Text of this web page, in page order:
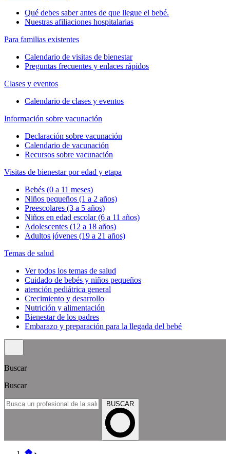
Qué debes saber antes de que llegue el bebé.
Nuestras afiliaciones hospitalarias
Para familias existentes
Calendario de visitas de bienestar
Preguntas frecuentes y enlaces rápidos
Clases y eventos
Calendario de clases y eventos
Información sobre vacunación
Declaración sobre vacunación
Calendario de vacunación
Recursos sobre vacunación
Visitas de bienestar por edad y etapa
Bebés (0 a 11 meses)
Niños pequeños (1 a 2 años)
Preescolares (3 a 5 años)
Niños en edad escolar (6 a 11 años)
Adolescentes (12 a 18 años)
Adultos jóvenes (19 a 21 años)
Temas de salud
Ver todos los temas de salud
Cuidado de bebés y niños pequeños
atención pediátrica general
Crecimiento y desarrollo
Nutrición y alimentación
Bienestar de los padres
Embarazo y preparación para la llegada del bebé
Buscar
Buscar
BUSCAR